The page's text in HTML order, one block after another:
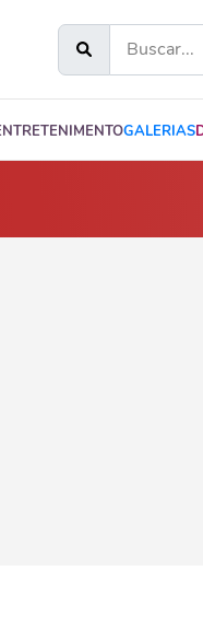
GALERIAS